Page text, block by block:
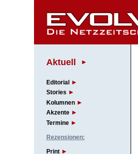
Aktuell
Editorial
Stories
Kolumnen
Akzente
Termine
Rezensionen:
Print